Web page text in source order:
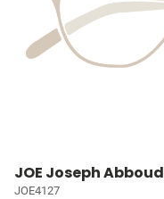
JOE Joseph Abboud
JOE4127